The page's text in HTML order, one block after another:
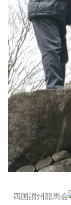
四国讃州龍馬会